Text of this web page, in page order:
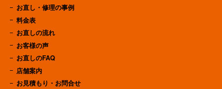
お直し・修理の事例
料金表
お直しの流れ
お客様の声
お直しのFAQ
店舗案内
お見積もり・お問合せ